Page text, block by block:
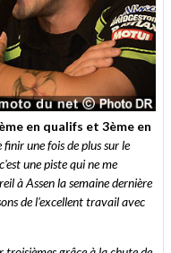
en qualifs et 3ème en
une fois de plus sur le
une piste qui ne me
à Assen la semaine dernière
de l'excellent travail avec